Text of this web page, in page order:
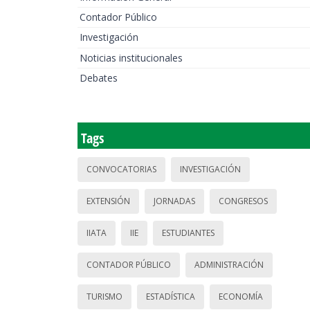
Contador Público
Investigación
Noticias institucionales
Debates
Tags
CONVOCATORIAS INVESTIGACIÓN
EXTENSIÓN JORNADAS CONGRESOS
IIATA IIE ESTUDIANTES
CONTADOR PÚBLICO ADMINISTRACIÓN
TURISMO ESTADÍSTICA ECONOMÍA